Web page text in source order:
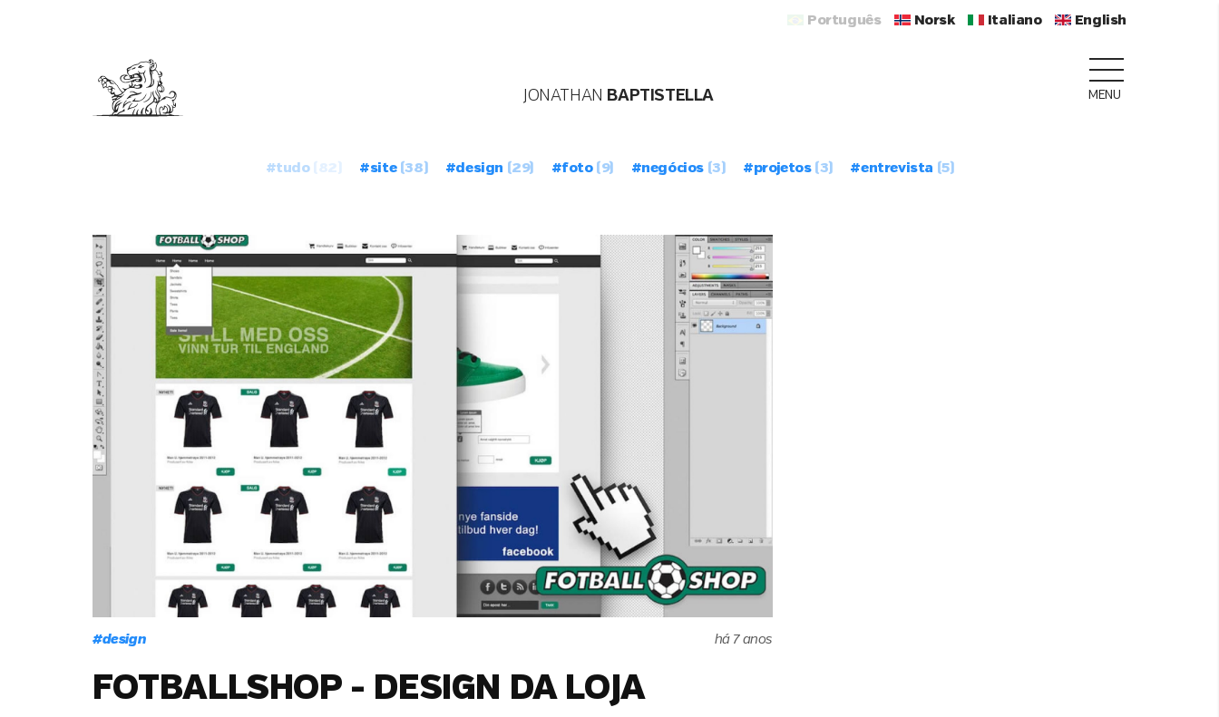
Português Norsk Italiano English
JONATHAN BAPTISTELLA MENU
#tudo(82) #site(38) #design (29) #foto(9) #negócios (3) #projetos(3) #entrevista (5)
há 7 anos
#design
FOTBALLSHOP - DESIGN DA LOJA